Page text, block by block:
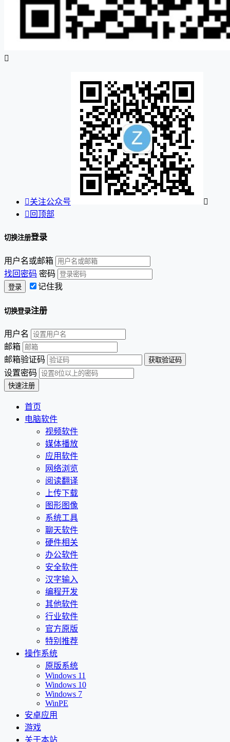

关注公众号

 回顶部
切换注册登录
用户名或邮箱
找回密码 密码
记住我
切换登录注册
用户名
邮箱
邮箱验证码
设置密码
首页
电脑软件
视频软件
媒体播放
应用软件
网络浏览
阅读翻译
上传下载
图形图像
系统工具
聊天软件
硬件相关
办公软件
安全软件
汉字输入
编程开发
其他软件
行业软件
官方原版
特别推荐
操作系统
原版系统
Windows 11
Windows 10
Windows 7
WinPE
安卓应用
游戏
关于本站